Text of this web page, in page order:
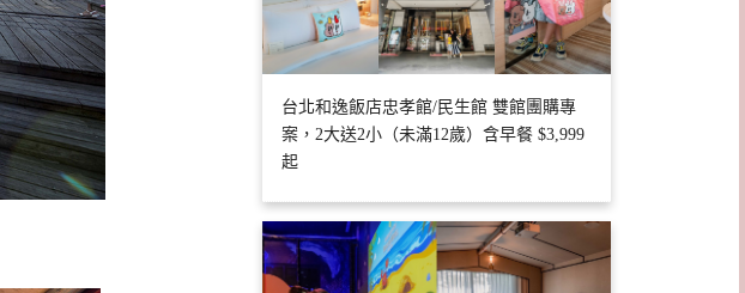
台北和逸飯店忠孝館/民生館 雙館團購專
案，2大送2小（未滿12歲）含早餐 $3,999
起